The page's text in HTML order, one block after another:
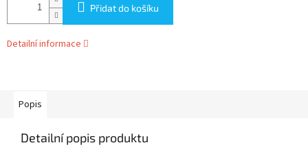
Přidat do košíku
Detailní informace
Popis
Detailní popis produktu